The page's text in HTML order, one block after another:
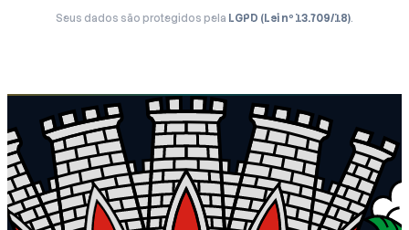
Seus dados são protegidos pela LGPD (Lei nº 13.709/18).